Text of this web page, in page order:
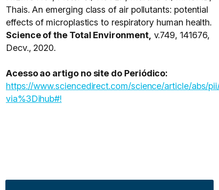
Thais. An emerging class of air pollutants: potential
effects of microplastics to respiratory human health.
Science of the Total Environment, v.749, 141676,
Decv., 2020.
Acesso ao artigo no site do Periódico:
https://www.sciencedirect.com/science/article/abs/
via%3Dihub#!